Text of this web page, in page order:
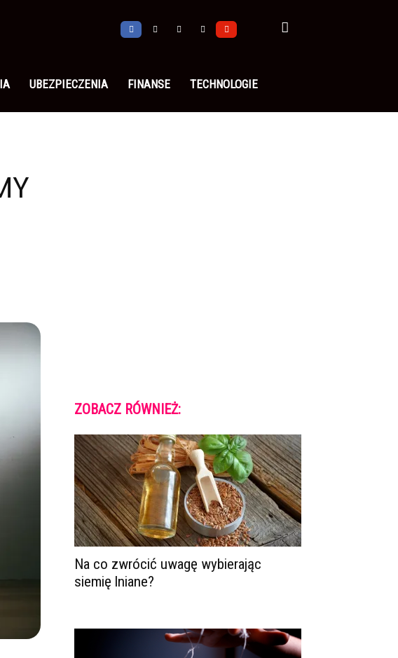
UBEZPIECZENIA FINANSE TECHNOLOGIE
ZOBACZ RÓWNIEŻ:
Na co zwrócić uwagę wybierając
siemię lniane?